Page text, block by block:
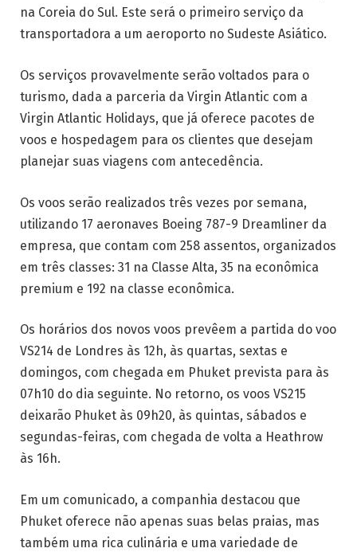
na Coreia do Sul. Este será o primeiro serviço da
transportadora a um aeroporto no Sudeste Asiático.
Os serviços provavelmente serão voltados para o
turismo, dada a parceria da Virgin Atlantic com a
Virgin Atlantic Holidays, que já oferece pacotes de
voos e hospedagem para os clientes que desejam
planejar suas viagens com antecedência.
Os voos serão realizados três vezes por semana,
utilizando 17 aeronaves Boeing 787-9 Dreamliner da
empresa, que contam com 258 assentos, organizados
em três classes: 31 na Classe Alta, 35 na econômica
premium e 192 na classe econômica.
Os horários dos novos voos prevêem a partida do voo
VS214 de Londres às 12h, às quartas, sextas e
domingos, com chegada em Phuket prevista para às
07h10 do dia seguinte. No retorno, os voos VS215
deixarão Phuket às 09h20, às quintas, sábados e
segundas-feiras, com chegada de volta a Heathrow
às 16h.
Em um comunicado, a companhia destacou que
Phuket oferece não apenas suas belas praias, mas
também uma rica culinária e uma variedade de